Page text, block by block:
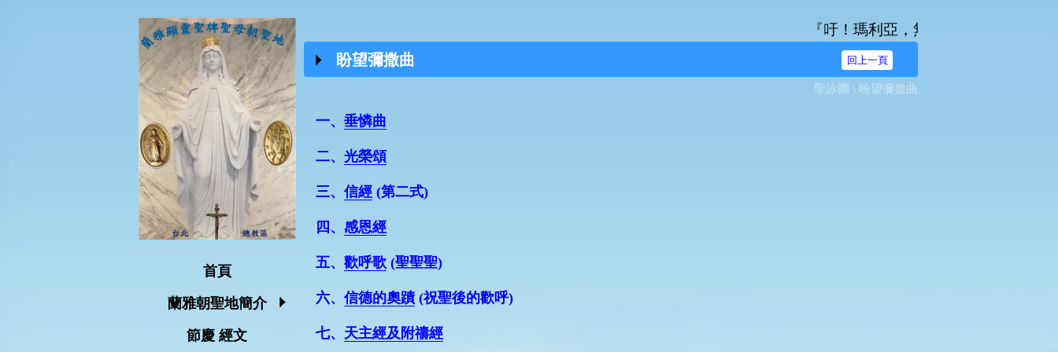
首頁
蘭雅朝聖地簡介
節慶 經文
『吁！瑪利亞，無染原罪之始胎，我
盼望彌撒曲
回上一頁
聖詠團 \ 盼望彌撒曲
一、 垂憐曲
二、 光榮頌
三、 信經(第二式)
四、 感恩經
五、 歡呼歌(聖聖聖)
六、 信德的奧蹟(祝聖後的歡呼)
七、 天主經及附禱經